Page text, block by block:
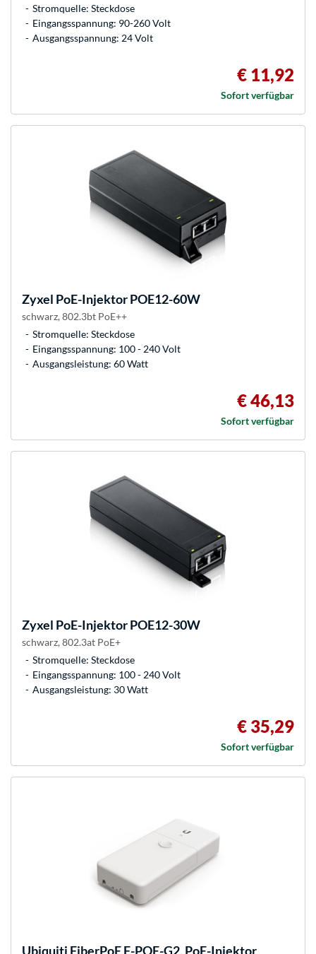
Stromquelle: Steckdose
Eingangsspannung: 90-260 Volt
Ausgangsspannung: 24 Volt
€ 11,92
Sofort verfügbar
Zyxel PoE-Injektor POE12-60W
schwarz, 802.3bt PoE++
Stromquelle: Steckdose
Eingangsspannung: 100 - 240 Volt
Ausgangsleistung: 60 Watt
€ 46,13
Sofort verfügbar
Zyxel PoE-Injektor POE12-30W
schwarz, 802.3at PoE+
Stromquelle: Steckdose
Eingangsspannung: 100 - 240 Volt
Ausgangsleistung: 30 Watt
€ 35,29
Sofort verfügbar
Ubiquiti FiberPoE F-POE-G2, PoE-Injektor